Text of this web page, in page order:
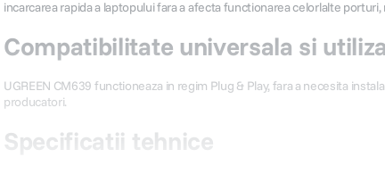
incarcarea rapida a laptopului fara a afecta functionarea celorlalte
Compatibilitate universala si
UGREEN CM639 functioneaza in regim Plug & Play, fara a necesita
producatori.
Specificatii tehnice